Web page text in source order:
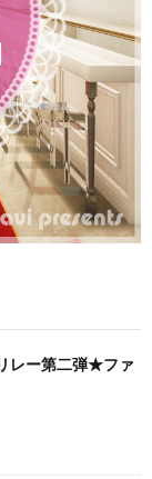
レー第二弾★ファ